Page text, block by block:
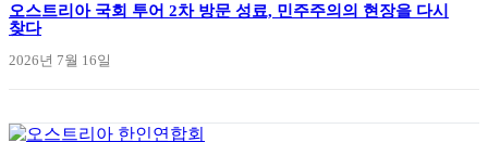
오스트리아 국회 투어 2차 방문 성료, 민주주의의 현장을 다시
찾다
2026년 7월 16일